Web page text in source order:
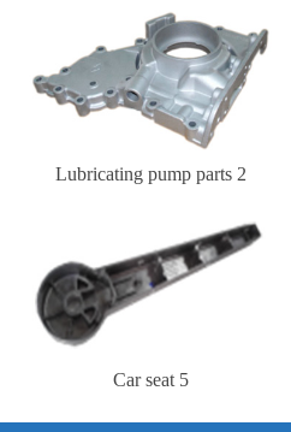
Lubricating pump parts 2
Car seat 5